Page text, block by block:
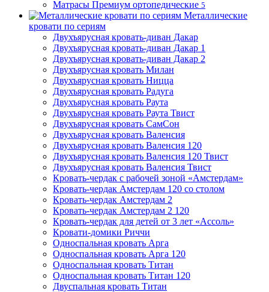
Матрасы Премиум ортопедические 5
Металлические
кровати по сериям
Двухъярусная кровать-диван Дакар
Двухъярусная кровать-диван Дакар 1
Двухъярусная кровать-диван Дакар 2
Двухъярусная кровать Милан
Двухъярусная кровать Ницца
Двухъярусная кровать Радуга
Двухъярусная кровать Раута
Двухъярусная кровать Раута Твист
Двухъярусная кровать СамСон
Двухъярусная кровать Валенсия
Двухъярусная кровать Валенсия 120
Двухъярусная кровать Валенсия 120 Твист
Двухъярусная кровать Валенсия Твист
Кровать-чердак с рабочей зоной «Амстердам»
Кровать-чердак Амстердам 120 со столом
Кровать-чердак Амстердам 2
Кровать-чердак Амстердам 2 120
Кровать-чердак для детей от 3 лет «Ассоль»
Кровати-домики Риччи
Односпальная кровать Арга
Односпальная кровать Арга 120
Односпальная кровать Титан
Односпальная кровать Титан 120
Двуспальная кровать Титан